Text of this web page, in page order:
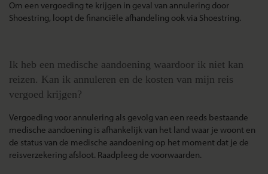
Om een vergoeding te krijgen in geval van annulering door
Shoestring, loopt de financiële afhandeling ook via Shoestring.
Ik heb een medische aandoening waardoor ik niet kan
reizen. Kan ik annuleren en de kosten van mijn reis
vergoed krijgen?
Vergoeding voor annulering als gevolg van een reeds bestaande
medische aandoening is afhankelijk van het land waar je woont en
de status van de medische aandoening op het moment dat je de
reisverzekering afsloot. Raadpleeg de voorwaarden.